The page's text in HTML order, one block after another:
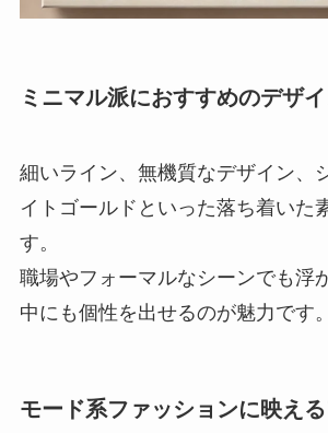
ミニマル派におすすめのデザ
細いライン、無機質なデザイン、
イトゴールドといった落ち着いた
す。
職場やフォーマルなシーンでも浮
中にも個性を出せるのが魅力です。
モード系ファッションに映え